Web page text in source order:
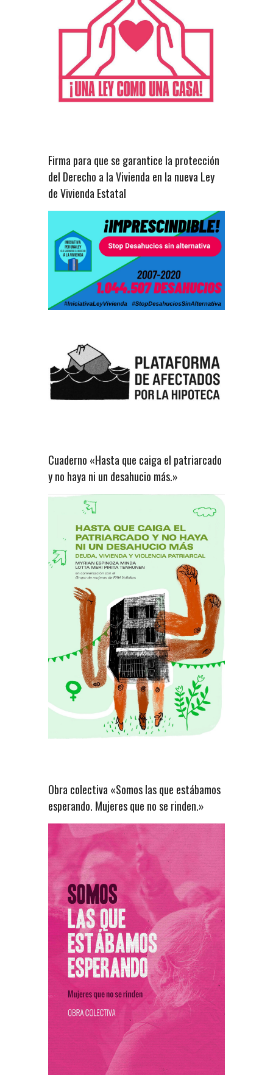
Firma para que se garantice la protección
del Derecho a la Vivienda en la nueva Ley
de Vivienda Estatal
Cuaderno «Hasta que caiga el patriarcado
y no haya ni un desahucio más.»
Obra colectiva «Somos las que estábamos
esperando. Mujeres que no se rinden.»